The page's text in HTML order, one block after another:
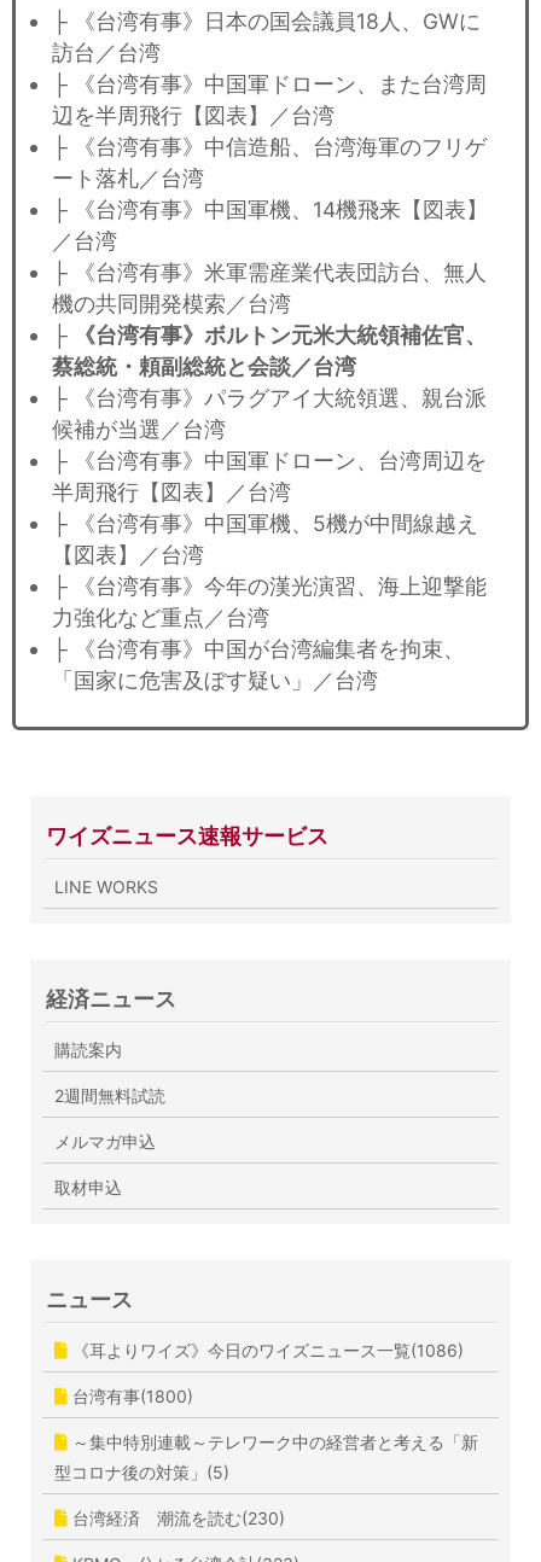
├ 《台湾有事》日本の国会議員18人、GWに
訪台／台湾
├ 《台湾有事》中国軍ドローン、また台湾周
辺を半周飛行【図表】／台湾
├ 《台湾有事》中信造船、台湾海軍のフリゲ
ート落札／台湾
├ 《台湾有事》中国軍機、14機飛来【図表】
／台湾
├ 《台湾有事》米軍需産業代表団訪台、無人
機の共同開発模索／台湾
├
《台湾有事》ボルトン元米大統領補佐官、
蔡総統・頼副総統と会談／台湾
├ 《台湾有事》パラグアイ大統領選、親台派
候補が当選／台湾
├ 《台湾有事》中国軍ドローン、台湾周辺を
半周飛行【図表】／台湾
├ 《台湾有事》中国軍機、5機が中間線越え
【図表】／台湾
├ 《台湾有事》今年の漢光演習、海上迎撃能
力強化など重点／台湾
├ 《台湾有事》中国が台湾編集者を拘束、
「国家に危害及ぼす疑い」／台湾
ワイズニュース速報サービス
LINE WORKS
経済ニュース
購読案内
2週間無料試読
メルマガ申込
取材申込
ニュース
《耳よりワイズ》今日のワイズニュース一覧(1086)
台湾有事(1800)
～集中特別連載～テレワーク中の経営者と考える「新
型コロナ後の対策」(5)
台湾経済 潮流を読む(230)